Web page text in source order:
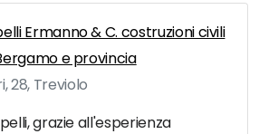
Ermanno & C. costruzioni civili
e provincia
28, Treviolo
grazie all'esperienza